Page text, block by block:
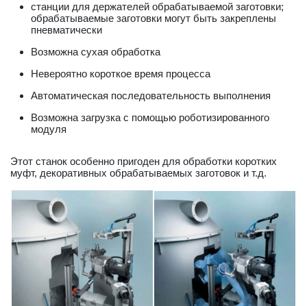
станции для держателей обрабатываемой заготовки;
обрабатываемые заготовки могут быть закреплены
пневматически
Возможна сухая обработка
Невероятно короткое время процесса
Автоматическая последовательность выполнения
Возможна загрузка с помощью роботизированного
модуля
Этот станок особенно пригоден для обработки коротких
муфт, декоративных обрабатываемых заготовок и т.д.